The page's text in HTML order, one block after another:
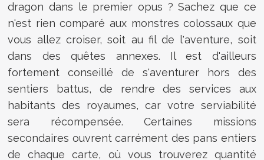
dragon dans le premier opus ? Sachez que ce
n'est rien comparé aux monstres colossaux que
vous allez croiser, soit au fil de l'aventure, soit
dans des quêtes annexes. Il est d'ailleurs
fortement conseillé de s'aventurer hors des
sentiers battus, de rendre des services aux
habitants des royaumes, car votre serviabilité
sera récompensée. Certaines missions
secondaires ouvrent carrément des pans entiers
de chaque carte, où vous trouverez quantité